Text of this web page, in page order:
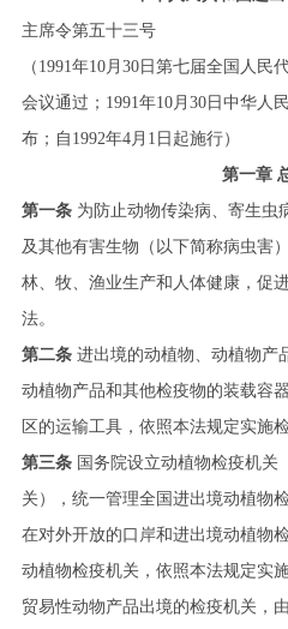
主席令第五十三号
（1991年10月30日第七届全国人
会议通过；1991年10月30日中华人
布；自1992年4月1日起施行）
第一章
第一条 为防止动物传染病、寄生虫
及其他有害生物（以下简称病虫害
林、牧、渔业生产和人体健康，促
法。
第二条 进出境的动植物、动植物产
动植物产品和其他检疫物的装载容
区的运输工具，依照本法规定实施检
第三条 国务院设立动植物检疫机关
关），统一管理全国进出境动植物
在对外开放的口岸和进出境动植物
动植物检疫机关，依照本法规定实
贸易性动物产品出境的检疫机关，